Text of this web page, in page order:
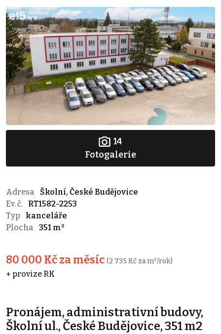
14
Fotogalerie
Adresa
Školní, České Budějovice
Ev. č.
RT1582-2253
Typ
kanceláře
Plocha
351 m²
80 000 Kč za měsíc (2 735 Kč za m²/rok)
+ provize RK
Pronájem, administrativní budovy,
Školní ul., České Budějovice, 351 m2